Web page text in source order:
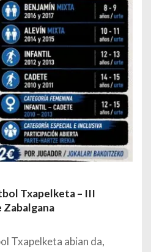
Txapelketa – III
Zabalgana
Txapelketa abian da,